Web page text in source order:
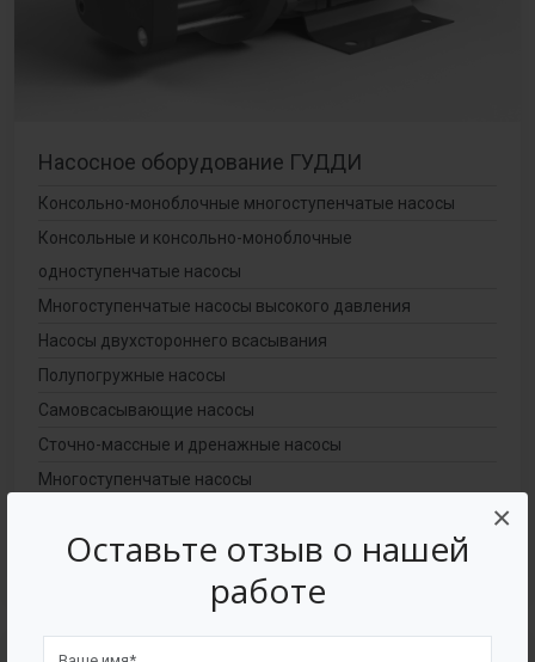
Оставьте отзыв о нашей
работе
×
Насосное оборудование ГУДДИ
Консольно-моноблочные многоступенчатые насосы
Консольные и консольно-моноблочные
одноступенчатые насосы
Многоступенчатые насосы высокого давления
Насосы двухстороннего всасывания
Полупогружные насосы
Самовсасывающие насосы
Сточно-массные и дренажные насосы
Многоступенчатые насосы
Циркуляционные насосы